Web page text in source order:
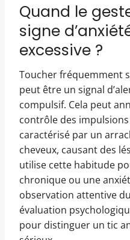
Quand le
signe
excessive ?
Toucher fréquemment
peut être un signal
compulsif. Cela peut
contrôle des
caractérisé par un
cheveux, causant des
utilise cette habitude
chronique ou une
observation attentive
évaluation
pour distinguer un tic